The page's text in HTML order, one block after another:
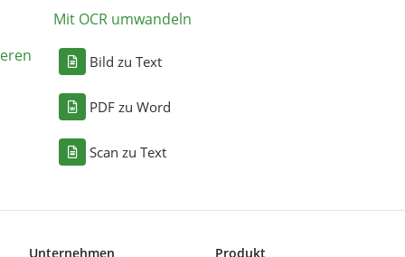
Mit OCR umwandeln
Bild zu Text
PDF zu Word
Scan zu Text
Unternehmen Produkt